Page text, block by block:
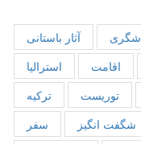
آثار باستانی
استرالیا
اقامت
ترکیه
توریست
سفر
شگفت انگیز